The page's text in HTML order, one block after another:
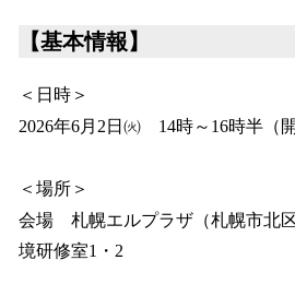
！
を
読
み
み
中
で
す
【基本情報】
＜日時＞
2026年6月2日㈫ 14時～16時半（開
＜場所＞
会場 札幌エルプラザ（札幌市北
境研修室1・2